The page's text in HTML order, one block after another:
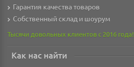
Гарантия качества товаров
Собственный склад и шоурум
Тысячи довольных клиентов с 2016 года!
Как нас найти